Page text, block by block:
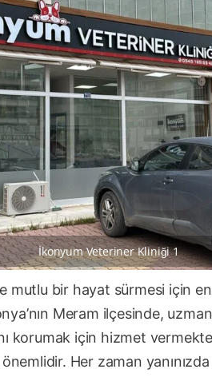
İkonyum Veteriner Kliniği 1
mutlu bir hayat sürmesi için
Meram ilçesinde,
korumak için hizmet
Her zaman